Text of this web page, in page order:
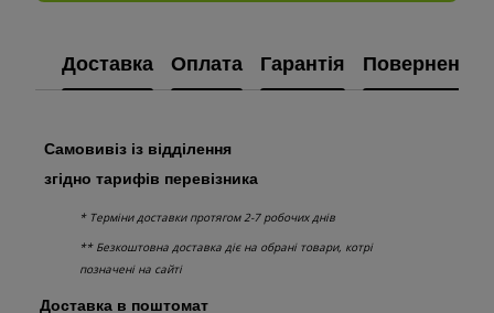
Доставка Оплата Гарантія Повернення
Самовивіз із відділення
згідно тарифів перевізника
* Терміни доставки протягом 2-7 робочих днів
** Безкоштовна доставка діє на обрані товари, котрі
позначені на сайті
Доставка в поштомат